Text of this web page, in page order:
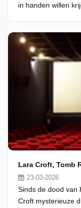
in handen willen
Lara Croft, Tomb
23-03-2026
Sinds de dood van
Croft mysterieuze